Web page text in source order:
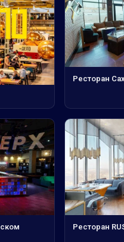
Ресторан
Ресторан